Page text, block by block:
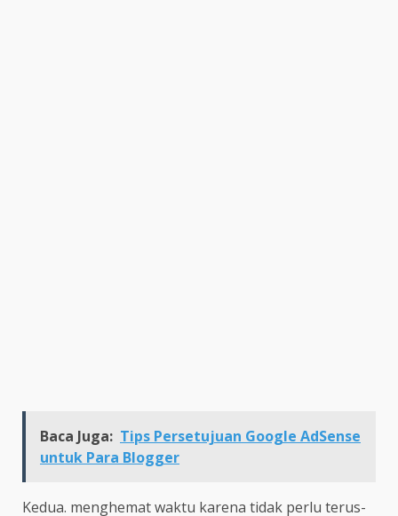
Baca Juga: Tips Persetujuan Google AdSense
untuk Para Blogger
Kedua. menghemat waktu karena tidak perlu terus-